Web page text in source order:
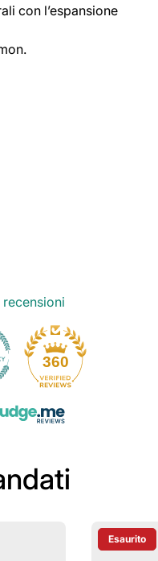
con l’espansione
360
Etichetta
Esaurito